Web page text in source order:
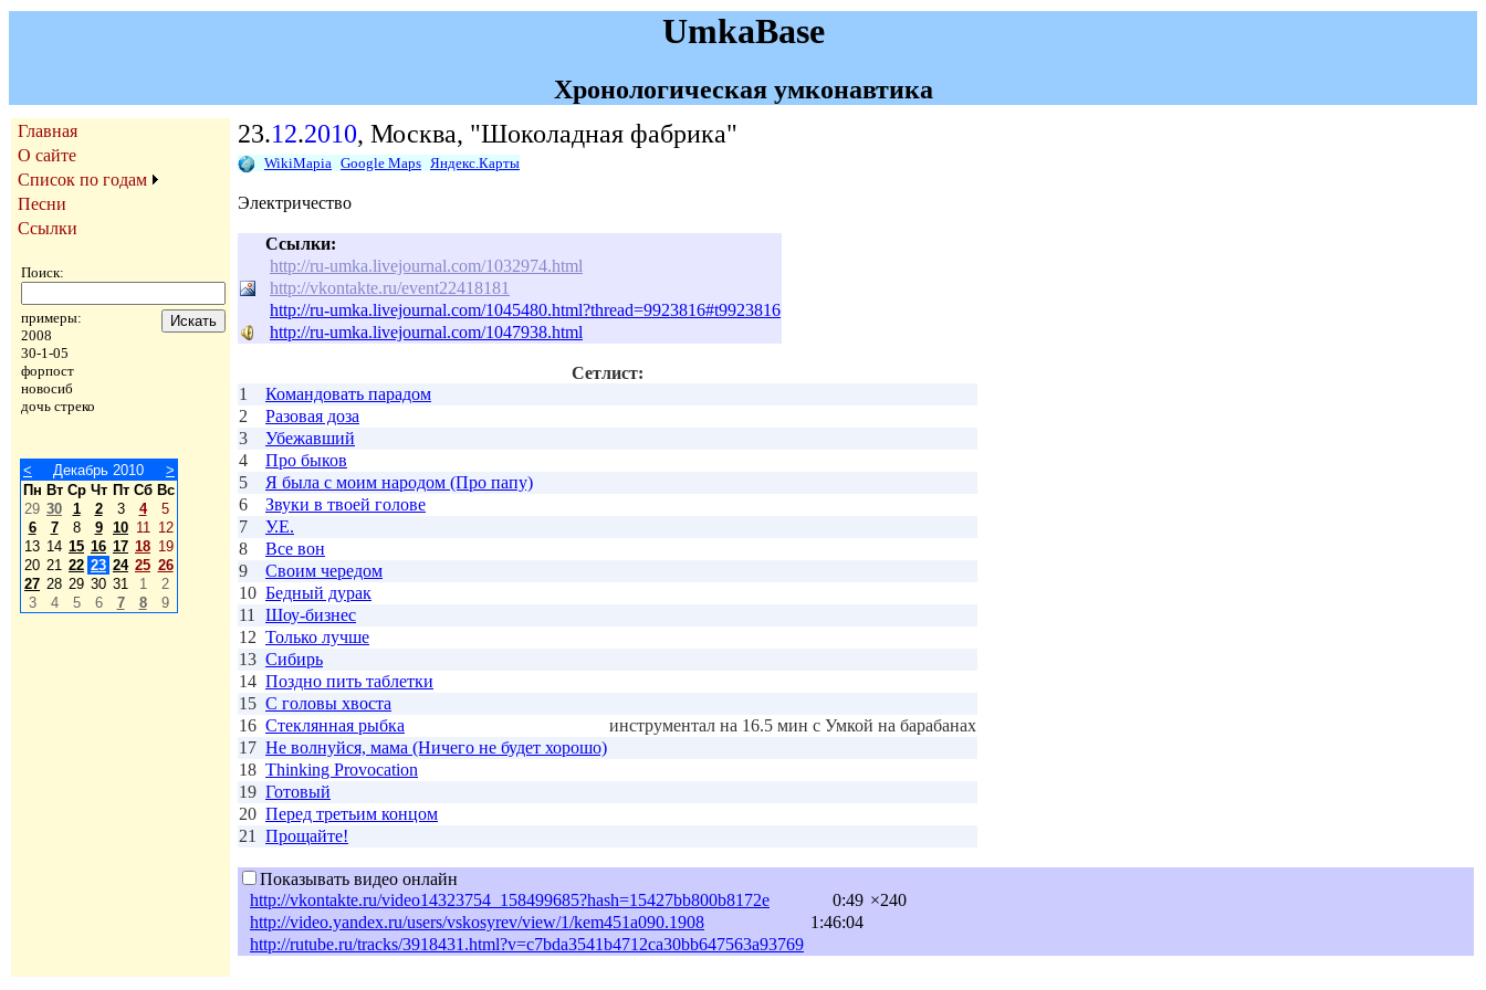
UmkaBase
Хронологическая умконавтика
Главная
О сайте
Список по годам
Песни
Ссылки
Поиск:
примеры:
2008
30-1-05
форпост
новосиб
дочь стреко
< Декабрь 2010
>
Пн Вт Ср Чт Пт Сб Вс
29 30 1 2 3 4
5
6
7 8 9 10 11 12
13 14 15 16 17 18 19
20 21 22 23 24 25 26
27 28 29 30 31 1
2
3
4 5 6 7 8 9
23.12.2010, Москва, "Шоколадная фабрика"
WikiMapia Google Maps Яндекс.Карты
Электричество
Ссылки:
http://ru-umka.livejournal.com/1032974.html
http://vkontakte.ru/event22418181
http://ru-umka.livejournal.com/1045480.html?thread=9923816#t9923816
http://ru-umka.livejournal.com/1047938.html
Сетлист:
1
Командовать парадом
2
Разовая доза
3
Убежавший
4
Про быков
5
Я была с моим народом (Про папу)
6
Звуки в твоей голове
7
У.Е.
8
Все вон
9
Своим чередом
10 Бедный дурак
11
Шоу-бизнес
12 Только лучше
13 Сибирь
14 Поздно пить таблетки
15 С головы хвоста
16 Стеклянная рыбка
инструментал на 16.5 мин с Умкой на барабанах
17 Не волнуйся, мама (Ничего не будет хорошо)
18 Thinking Provocation
19 Готовый
20 Перед третьим концом
21
Прощайте!
Показывать видео онлайн
http://vkontakte.ru/video14323754_158499685?hash=15427bb800b8172e
0:49 ×240
http://video.yandex.ru/users/vskosyrev/view/1/kem451a090.1908
1:46:04
http://rutube.ru/tracks/3918431.html?v=c7bda3541b4712ca30bb647563a93769